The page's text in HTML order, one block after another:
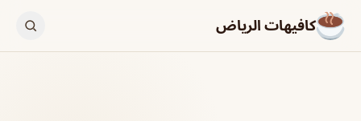
كافيهات الرياض